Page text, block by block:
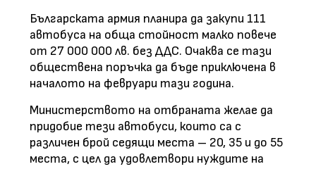
Българската армия планира да закупи 111
автобуса на обща стойност малко повече
от 27 000 000 лв. без ДДС. Очаква се тази
обществена поръчка да бъде приключена в
началото на февруари тази година.
Министерството на отбраната желае да
придобие тези автобуси, които са с
различен брой седящи места – 20, 35 и до 55
места, с цел да удовлетвори нуждите на